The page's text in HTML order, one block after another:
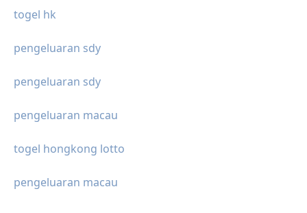
togel hk
pengeluaran sdy
pengeluaran sdy
pengeluaran macau
togel hongkong lotto
pengeluaran macau